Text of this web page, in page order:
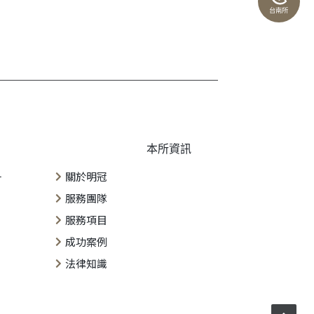
台南所
本所資訊
關於明冠
服務團隊
服務項目
成功案例
法律知識